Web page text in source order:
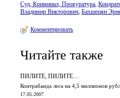
Суд, Криминал, Прокуратура,
Владимир Викторович, Бахшецян
Комментировать
Читайте также
ПИЛИТЕ, ПИЛИТЕ…
Контрабанда леса на 4,5 миллионов
17.05.2007